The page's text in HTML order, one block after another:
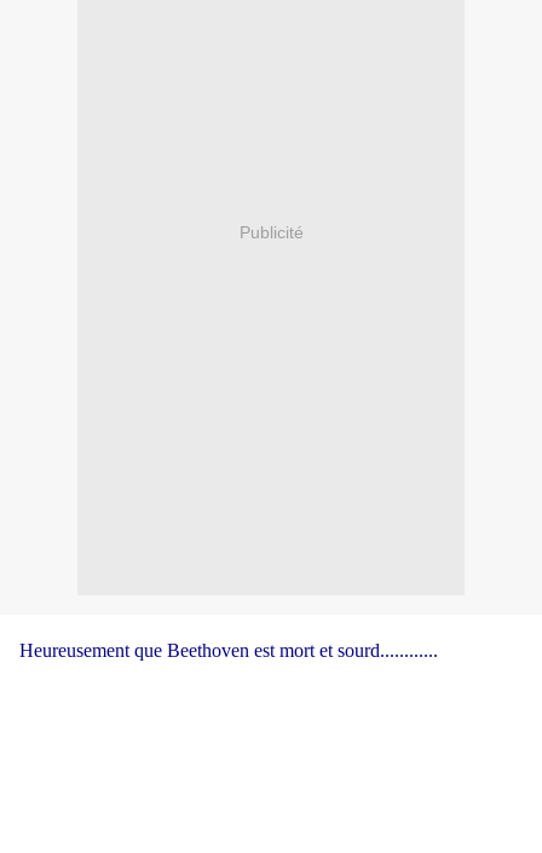
Publicité
Heureusement que Beethoven est mort et sourd............